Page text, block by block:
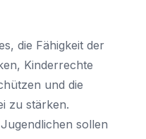
die Fähigkeit der
Kinderrechte
und die
zu stärken.
sollen